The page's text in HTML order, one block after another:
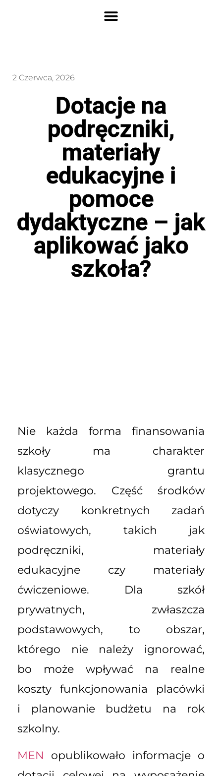
2 Czerwca, 2026
Dotacje na
podręczniki,
materiały
edukacyjne i
pomoce
dydaktyczne – jak
aplikować jako
szkoła?
Nie każda forma finansowania
szkoły ma charakter
klasycznego grantu
projektowego. Część środków
dotyczy konkretnych zadań
oświatowych, takich jak
podręczniki, materiały
edukacyjne czy materiały
ćwiczeniowe. Dla szkół
prywatnych, zwłaszcza
podstawowych, to obszar,
którego nie należy ignorować,
bo może wpływać na realne
koszty funkcjonowania placówki
i planowanie budżetu na rok
szkolny.
MEN opublikowało informacje o